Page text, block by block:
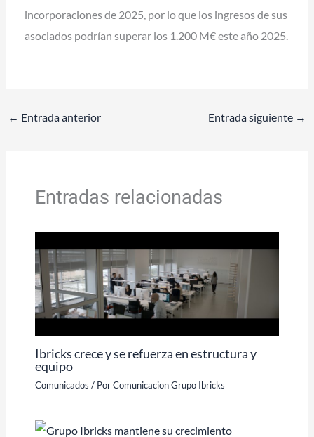
incorporaciones de 2025, por lo que los ingresos de sus
asociados podrían superar los 1.200 M€ este año 2025.
← Entrada anterior Entrada siguiente →
Entradas relacionadas
Ibricks crece y se refuerza en estructura y
equipo
Comunicados / PorComunicacion Grupo Ibricks